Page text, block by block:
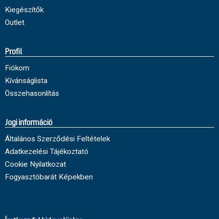
Kiegészítők
Outlet
Profil
Fiókom
Kívánságlista
Összehasonlítás
Jogi információ
Általános Szerződési Feltételek
Adatkezelési Tájékoztató
Cookie Nyilatkozat
Fogyasztóbarát Képekben